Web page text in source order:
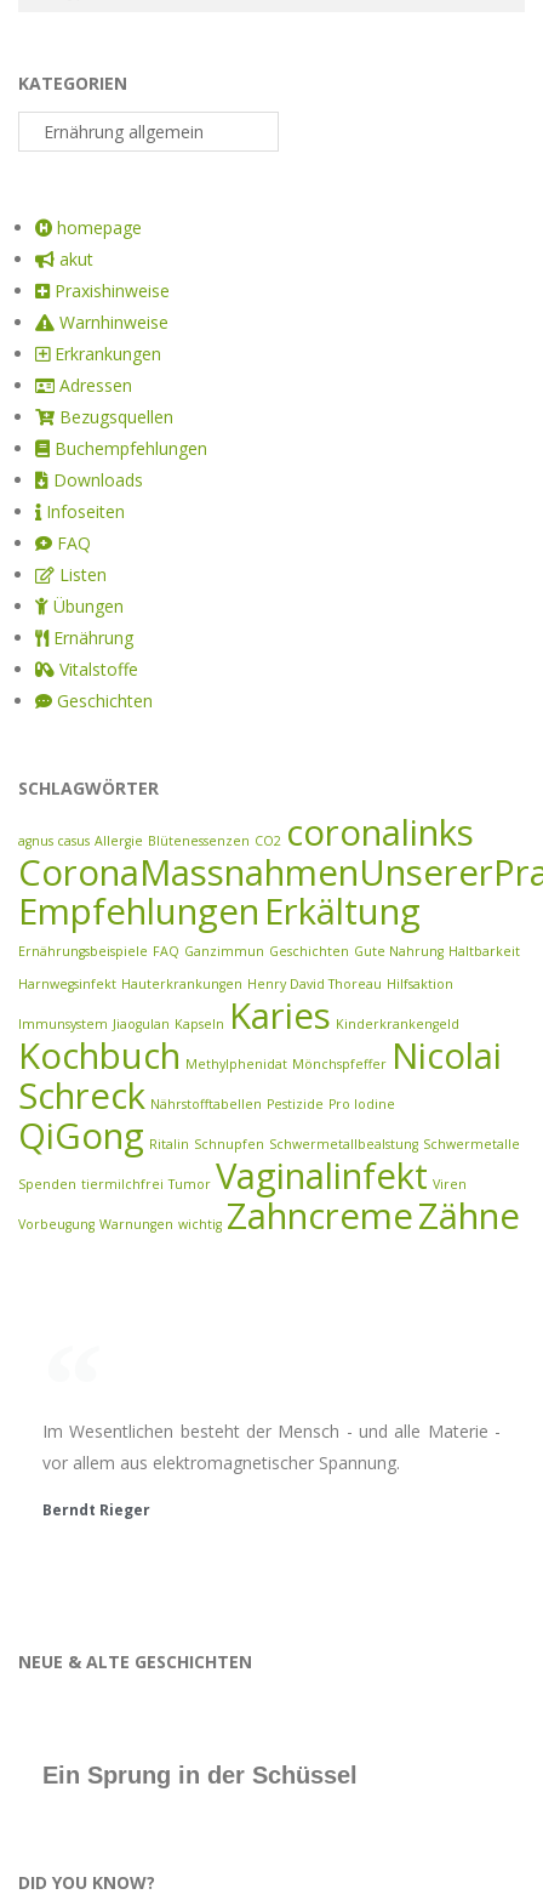
KATEGORIEN
homepage
akut
Praxishinweise
Warnhinweise
Erkrankungen
Adressen
Bezugsquellen
Buchempfehlungen
Downloads
Infoseiten
FAQ
Listen
Übungen
Ernährung
Vitalstoffe
Geschichten
SCHLAGWÖRTER
agnus casus Allergie Blütenessenzen CO2 coronalinks
Empfehlungen Erkältung
Ernährungsbeispiele FAQ Ganzimmun Geschichten Gute Nahrung Haltbarkeit
Harnwegsinfekt Hauterkrankungen Henry David Thoreau Hilfsaktion
Immunsystem Jiaogulan Kapseln Karies Kinderkrankengeld
Kochbuch Methylphenidat Mönchspfeffer Nicolai
Schreck Nährstofftabellen Pestizide Pro Iodine
QiGong Ritalin Schnupfen Schwermetallbealstung Schwermetalle
Spenden tiermilchfrei Tumor Vaginalinfekt Viren
Vorbeugung Warnungen wichtig ZahncremeZähne
Im Wesentlichen besteht der Mensch - und alle Materie -
vor allem aus elektromagnetischer Spannung.
Berndt Rieger
NEUE & ALTE GESCHICHTEN
Ein Sprung in der Schüssel
DID YOU KNOW?